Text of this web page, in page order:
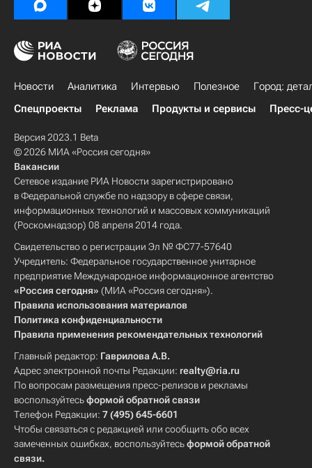
Новости Аналитика Интервью Полезное
Город:
Спецпроекты
Реклама Продукты и сервисы Пресс-
Версия 2023.1 Beta
© 2026 МИА «Россия сегодня»
Вакансии
Сетевое издание РИА Новости зарегистрировано
в Федеральной службе по надзору в сфере связи,
информационных технологий и массовых коммуникаций
(Роскомнадзор) 08 апреля 2014 года.
Свидетельство о регистрации Эл № ФС77-57640
Учредитель: Федеральное государственное унитарное
предприятие Международное информационное агентство
«Россия сегодня» (МИА «Россия сегодня»).
Правила использования материалов
Политика конфиденциальности
Правила применения рекомендательных технологий
Главный редактор: Гаврилова А.В.
Адрес электронной почты Редакции: realty@ria.ru
По вопросам размещения пресс-релизов и рекламы
воспользуйтесьформой обратной связи
Телефон Редакции: 7 (495) 645-6601
Чтобы связаться с редакцией или сообщить обо всех
замеченных ошибках, воспользуйтесьформой обратной
связи.